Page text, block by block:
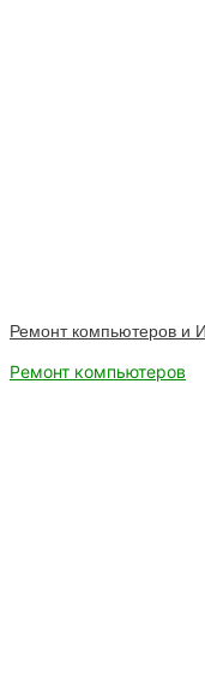
Ремонт компьютеров и
Ремонт компьютеров